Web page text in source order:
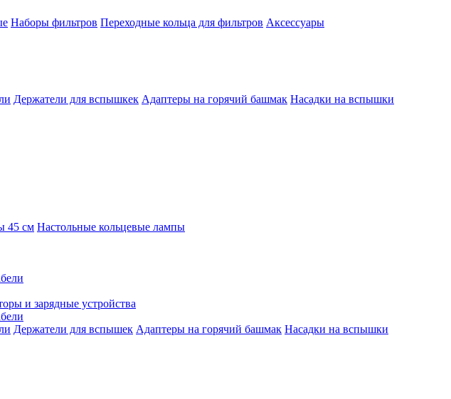
Наборы фильтров Переходные кольца для фильтров Аксессуары
Держатели для вспышкек Адаптеры на горячий башмак Насадки на вспышки
45 см Настольные кольцевые лампы
и зарядные устройства
Держатели для вспышек Адаптеры на горячий башмак Насадки на вспышки